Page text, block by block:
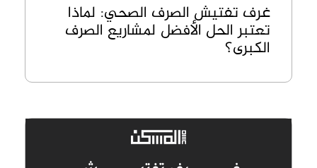
غرف تفتيش الصرف الصحي: لماذا
تعتبر الحل الأفضل لمشاريع الصرف
الكبرى؟